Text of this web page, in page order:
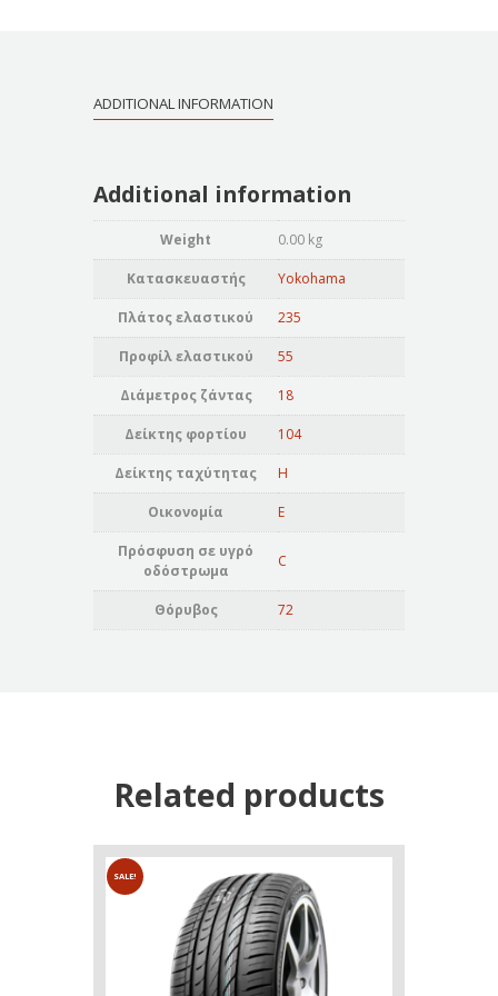
ADDITIONAL INFORMATION
Additional information
Weight 0.00 kg
Κατασκευαστής Yokohama
Πλάτος ελαστικού 235
Προφίλ ελαστικού 55
Διάμετρος ζάντας 18
Δείκτης φορτίου 104
Δείκτης ταχύτητας H
Οικονομία E
Πρόσφυση σε υγρό
οδόστρωμα
C
Θόρυβος 72
Related products
SALE!